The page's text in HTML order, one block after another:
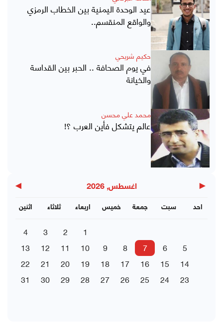
عيد الوحدة اليمنية بين الخطاب الرمزي
والواقع المنقسم..
حكيم شريحي
في يوم الصحافة .. الحبر بين القداسة
والخيانة
محمد علي محسن
عالم يتشكل فأين العرب ؟!
◀ اغسطس, 2026 ▶
اثنين ثلاثاء اربعاء خميس جمعة سبت احد
1
2
3
4
5
6
7
8
9
10
11
12
13
14
15
16
17
18
19
20
21
22
23
24
25
26
27
28
29
30
31